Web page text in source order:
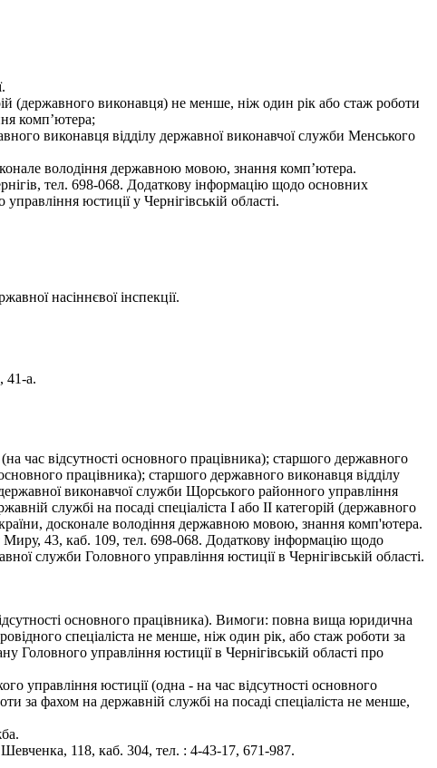
(державного виконавця) не менше, ніж один рік або стаж роботи
комп’ютера;
виконавця відділу державної виконавчої служби Менського
володіння державною мовою, знання комп’ютера.
тел. 698-068. Додаткову інформацію щодо основних
юстиції у Чернігівській області.
насіннєвої інспекції.
41-а.
час відсутності основного працівника); старшого державного
працівника); старшого державного виконавця відділу
виконавчої служби Щорського районного управління
службі на посаді спеціаліста І або ІІ категорій (державного
досконале володіння державною мовою, знання комп'ютера.
43, каб. 109, тел. 698-068. Додаткову інформацію щодо
служби Головного управління юстиції в Чернігівській області.
відсутності основного працівника). Вимоги: повна вища юридична
спеціаліста не менше, ніж один рік, або стаж роботи за
Головного управління юстиції в Чернігівській області про
управління юстиції (одна - на час відсутності основного
за фахом на державній службі на посаді спеціаліста не менше,
118, каб. 304, тел. : 4-43-17, 671-987.